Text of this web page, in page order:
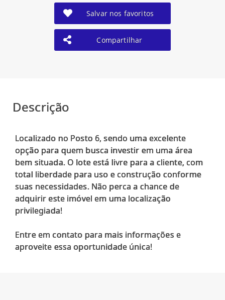
Salvar nos favoritos
Compartilhar
Descrição
Localizado no Posto 6, sendo uma excelente
opção para quem busca investir em uma área
bem situada. O lote está livre para a cliente, com
total liberdade para uso e construção conforme
suas necessidades. Não perca a chance de
adquirir este imóvel em uma localização
privilegiada!
Entre em contato para mais informações e